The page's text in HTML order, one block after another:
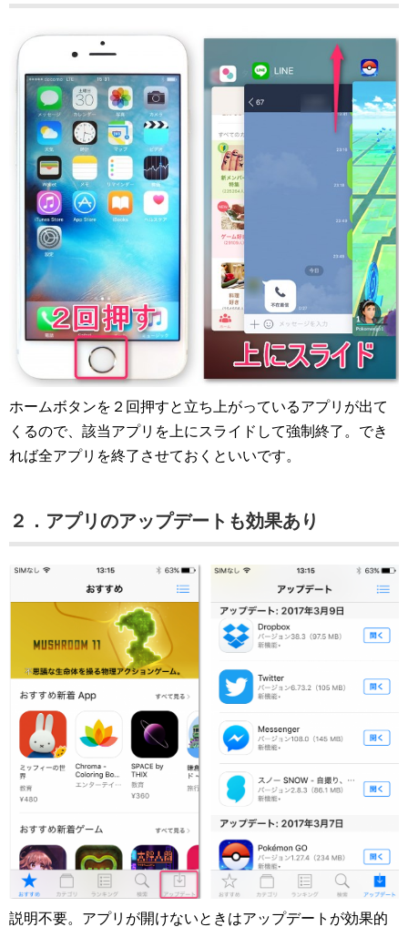
ホームボタンを２回押すと立ち上がっているアプリが出て
くるので、該当アプリを上にスライドして強制終了。でき
れば全アプリを終了させておくといいです。
２．アプリのアップデートも効果あり
説明不要。アプリが開けないときはアップデートが効果的